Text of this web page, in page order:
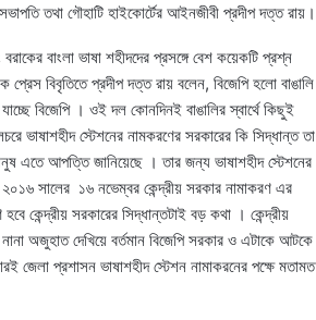
তথা গৌহাটি হাইকোর্টের আইনজীবী প্রদীপ দত্ত রায়।
বাংলা ভাষা শহীদদের প্রসঙ্গে বেশ কয়েকটি প্রশ্ন
বিবৃতিতে প্রদীপ দত্ত রায় বলেন, বিজেপি হলো বাঙালি
বিজেপি । ওই দল কোনদিনই বাঙালির স্বার্থে কিছুই
ভাষাশহীদ স্টেশনের নামকরণের সরকারের কি সিদ্ধান্ত তা
এতে আপত্তি জানিয়েছে । তার জন্য ভাষাশহীদ স্টেশনের
সালের ১৬ নভেম্বর কেন্দ্রীয় সরকার নামাকরণ এর
কেন্দ্রীয় সরকারের সিদ্ধান্তটাই বড় কথা । কেন্দ্রীয়
অজুহাত দেখিয়ে বর্তমান বিজেপি সরকার ও এটাকে আটকে
জেলা প্রশাসন ভাষাশহীদ স্টেশন নামাকরনের পক্ষে মতামত